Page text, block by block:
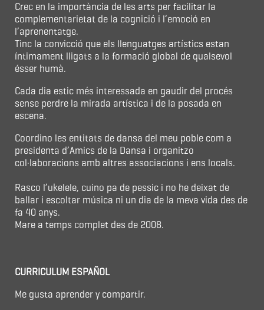
Crec en la importància de les arts per facilitar la
complementarietat de la cognició i l’emoció en
l’aprenentatge.
Tinc la convicció que els llenguatges artístics estan
íntimament lligats a la formació global de qualsevol
ésser humà.
Cada dia estic més interessada en gaudir del procés
sense perdre la mirada artística i de la posada en
escena.
Coordino les entitats de dansa del meu poble com a
presidenta d’Amics de la Dansa i organitzo
col·laboracions amb altres associacions i ens locals.
Rasco l’ukelele, cuino pa de pessic i no he deixat de
ballar i escoltar música ni un dia de la meva vida des de
fa 40 anys.
Mare a temps complet des de 2008.
CURRICULUM ESPAÑOL
Me gusta aprender y compartir.